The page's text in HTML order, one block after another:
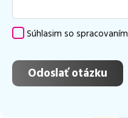
Súhlasim so spracovaním